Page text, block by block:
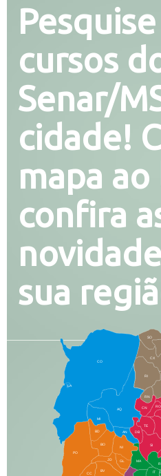
cursos
Senar/
cidade!
mapa
confira
sua
CO
AQ
MI
AN
CX
RI
RO
SI
MA
IT
BD
BO
NI
JD
PO
BV
CC
DB
TE
RN
CN
GL
SO
LA